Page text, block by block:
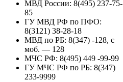
МВД России: 8(495) 237-75-
85
ГУ МВД РФ по ПФО:
8(3121) 38-28-18
МВД по РБ: 8(347) -128, с
моб. — 128
МЧС РФ: 8(495) 449 -99-99
ГУ МЧС РФ по РБ: 8(347)
233-9999